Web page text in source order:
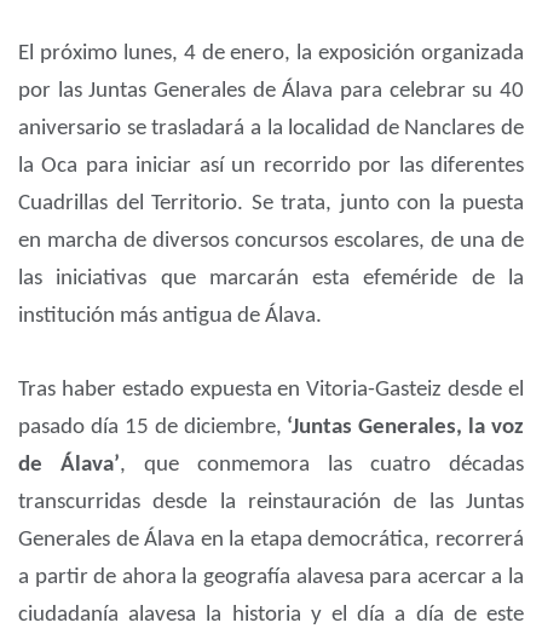
El próximo lunes, 4 de enero, la exposición organizada
por las Juntas Generales de Álava para celebrar su 40
aniversario se trasladará a la localidad de Nanclares de
la Oca para iniciar así un recorrido por las diferentes
Cuadrillas del Territorio. Se trata, junto con la puesta
en marcha de diversos concursos escolares, de una de
las iniciativas que marcarán esta efeméride de la
institución más antigua de Álava.
Tras haber estado expuesta en Vitoria-Gasteiz desde el
pasado día 15 de diciembre, ‘Juntas Generales, la voz
de Álava’, que conmemora las cuatro décadas
transcurridas desde la reinstauración de las Juntas
Generales de Álava en la etapa democrática, recorrerá
a partir de ahora la geografía alavesa para acercar a la
ciudadanía alavesa la historia y el día a día de este